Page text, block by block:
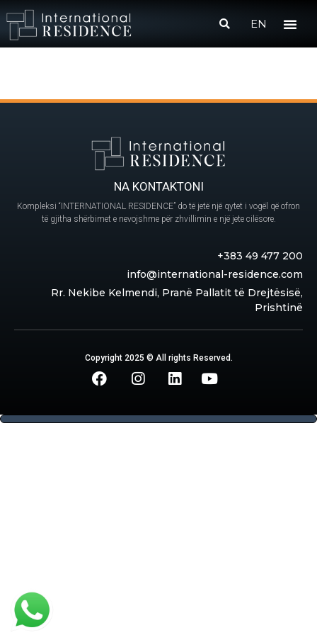
EN
NA KONTAKTONI
Kompleksi “INTERNATIONAL RESIDENCE” do të jetë një qytet i vogël që ofron
të gjitha shërbimet e nevojshme për zhvillimin e një jete cilësore.
+383 49 477 200
info@international-residence.com
Rr. Nekibe Kelmendi, Pranë Pallatit të Drejtësisë,
Prishtinë
Copyright 2025 © All rights Reserved.